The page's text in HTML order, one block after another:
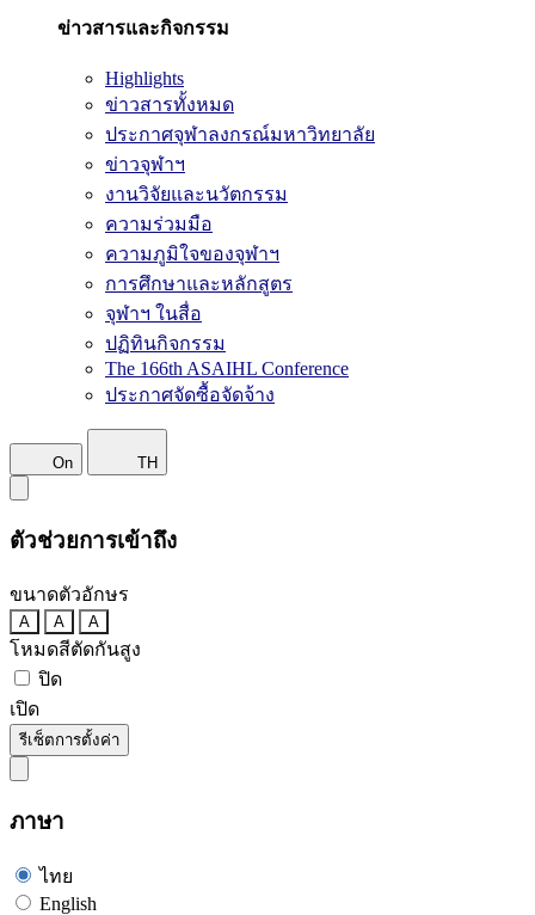
ข่าวสารและกิจกรรม
Highlights
ข่าวสารทั้งหมด
ประกาศจุฬาลงกรณ์มหาวิทยาลัย
ข่าวจุฬาฯ
งานวิจัยและนวัตกรรม
ความร่วมมือ
ความภูมิใจของจุฬาฯ
การศึกษาและหลักสูตร
จุฬาฯ ในสื่อ
ปฏิทินกิจกรรม
The 166th ASAIHL Conference
ประกาศจัดซื้อจัดจ้าง
On TH
ตัวช่วยการเข้าถึง
ขนาดตัวอักษร
A A A
โหมดสีตัดกันสูง
ปิด
เปิด
รีเซ็ตการตั้งค่า
ภาษา
ไทย
English